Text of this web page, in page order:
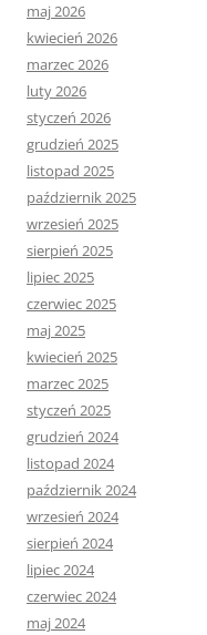
maj 2026
kwiecień 2026
marzec 2026
luty 2026
styczeń 2026
grudzień 2025
listopad 2025
październik 2025
wrzesień 2025
sierpień 2025
lipiec 2025
czerwiec 2025
maj 2025
kwiecień 2025
marzec 2025
styczeń 2025
grudzień 2024
listopad 2024
październik 2024
wrzesień 2024
sierpień 2024
lipiec 2024
czerwiec 2024
maj 2024